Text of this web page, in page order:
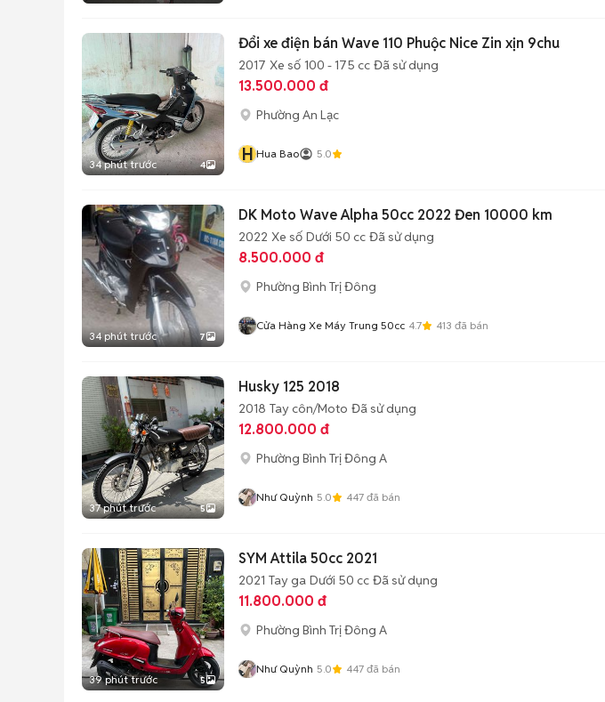
34 phút trước 4
Đổi xe điện bán Wave 110 Phuộc Nice Zin xịn 9chu
2017 Xe số 100 - 175 cc Đã sử dụng
13.500.000 đ
Phường An Lạc
H Hua Bao 5.0
34 phút trước 7
DK Moto Wave Alpha 50cc 2022 Đen 10000 km
2022 Xe số Dưới 50 cc Đã sử dụng
8.500.000 đ
Phường Bình Trị Đông
Cửa Hàng Xe Máy Trung 50cc 4.7 413 đã bán
37 phút trước 5
Husky 125 2018
2018 Tay côn/Moto Đã sử dụng
12.800.000 đ
Phường Bình Trị Đông A
Như Quỳnh 5.0 447 đã bán
39 phút trước 5
SYM Attila 50cc 2021
2021 Tay ga Dưới 50 cc Đã sử dụng
11.800.000 đ
Phường Bình Trị Đông A
Như Quỳnh 5.0 447 đã bán